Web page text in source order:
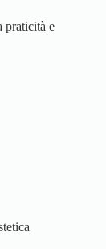
praticità e